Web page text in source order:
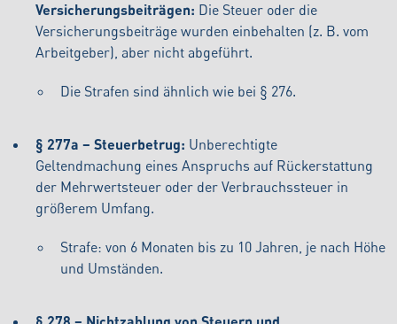
Versicherungsbeiträgen: Die Steuer oder die
Versicherungsbeiträge wurden einbehalten (z. B. vom
Arbeitgeber), aber nicht abgeführt.
Die Strafen sind ähnlich wie bei § 276.
§ 277a – Steuerbetrug: Unberechtigte
Geltendmachung eines Anspruchs auf Rückerstattung
der Mehrwertsteuer oder der Verbrauchssteuer in
größerem Umfang.
Strafe: von 6 Monaten bis zu 10 Jahren, je nach Höhe
und Umständen.